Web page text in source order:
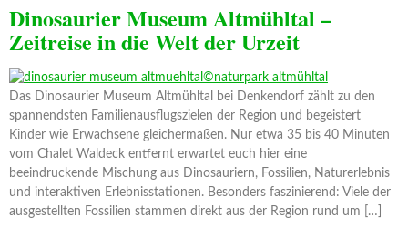
Dinosaurier Museum Altmühltal –
Zeitreise in die Welt der Urzeit
Das Dinosaurier Museum Altmühltal bei Denkendorf zählt zu den
spannendsten Familienausflugszielen der Region und begeistert
Kinder wie Erwachsene gleichermaßen. Nur etwa 35 bis 40 Minuten
vom Chalet Waldeck entfernt erwartet euch hier eine
beeindruckende Mischung aus Dinosauriern, Fossilien, Naturerlebnis
und interaktiven Erlebnisstationen. Besonders faszinierend: Viele der
ausgestellten Fossilien stammen direkt aus der Region rund um […]